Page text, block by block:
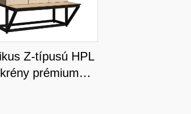
Z-típusú HPL
prémium